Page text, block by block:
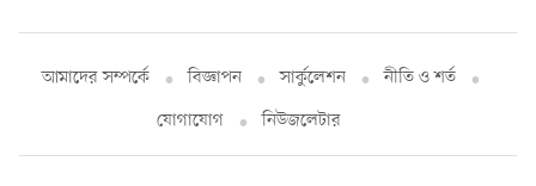
আমাদের সম্পর্কে বিজ্ঞাপন সার্কুলেশন
নীতি ও শর্ত
যোগাযোগ
নিউজলেটার